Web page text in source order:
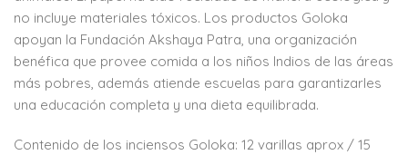
no incluye materiales tóxicos. Los productos Goloka
apoyan la Fundación Akshaya Patra, una organización
benéfica que provee comida a los niños Indios de las áreas
más pobres, además atiende escuelas para garantizarles
una educación completa y una dieta equilibrada.
Contenido de los inciensos Goloka: 12 varillas aprox / 15